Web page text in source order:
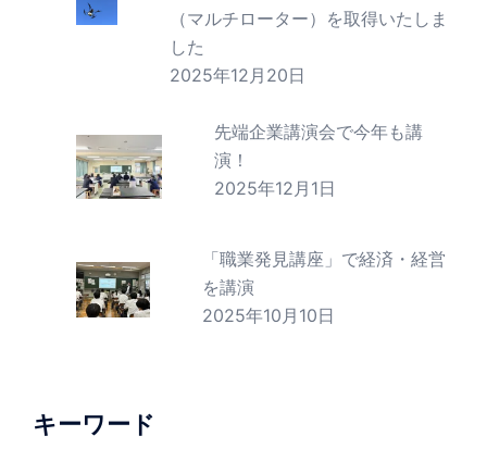
（マルチローター）を取得いたしま
した
2025年12月20日
先端企業講演会で今年も講
演！
2025年12月1日
「職業発見講座」で経済・経営
を講演
2025年10月10日
キーワード